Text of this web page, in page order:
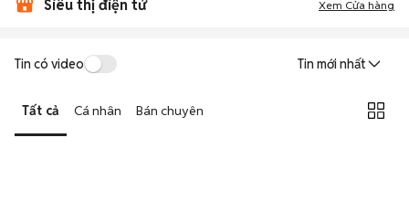
Siêu thị điện tử Xem Cửa hàng
Tin có video Tin mới nhất
Tất cả Cá nhân Bán chuyên